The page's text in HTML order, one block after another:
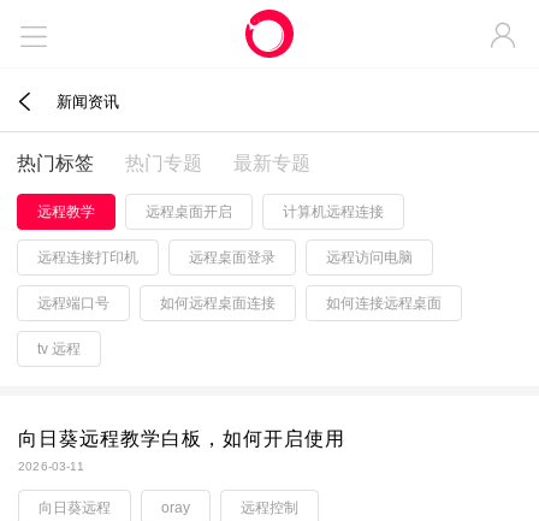
 
 新闻资讯
热门标签 热门专题 最新专题
远程教学 远程桌面开启 计算机远程连接
远程连接打印机 远程桌面登录 远程访问电脑
远程端口号 如何远程桌面连接 如何连接远程桌面
tv 远程
向日葵远程教学白板，如何开启使用
2026-03-11
向日葵远程 oray 远程控制